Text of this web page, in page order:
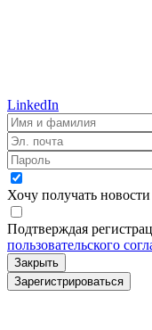
LinkedIn
Хочу получать
Подтверждая
пользовательского
Закрыть
Зарегистрироваться